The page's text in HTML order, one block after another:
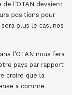
l’OTAN devaient
positions pour
plus le cas, nos
l’OTAN nous fera
pays par rapport
croire que la
a comme